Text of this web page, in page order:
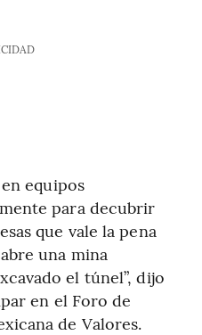
equipos
para decubrir
que vale la pena
una mina
el túnel”, dijo
en el Foro de
de Valores.